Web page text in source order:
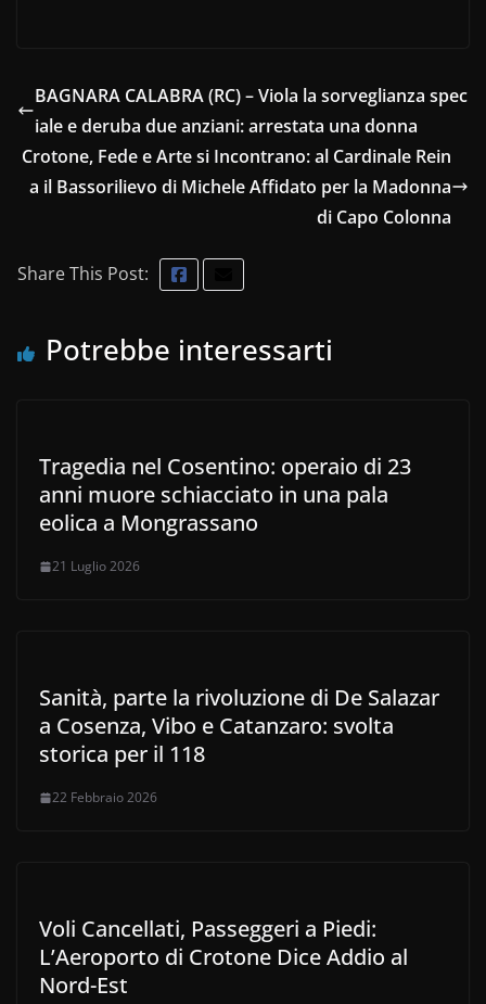
BAGNARA CALABRA (RC) – Viola la sorveglianza spec
iale e deruba due anziani: arrestata una donna
Crotone, Fede e Arte si Incontrano: al Cardinale Rein
a il Bassorilievo di Michele Affidato per la Madonna
di Capo Colonna
Share This Post:
Potrebbe interessarti
Tragedia nel Cosentino: operaio di 23
anni muore schiacciato in una pala
eolica a Mongrassano
21 Luglio 2026
Sanità, parte la rivoluzione di De Salazar
a Cosenza, Vibo e Catanzaro: svolta
storica per il 118
22 Febbraio 2026
Voli Cancellati, Passeggeri a Piedi:
L’Aeroporto di Crotone Dice Addio al
Nord-Est